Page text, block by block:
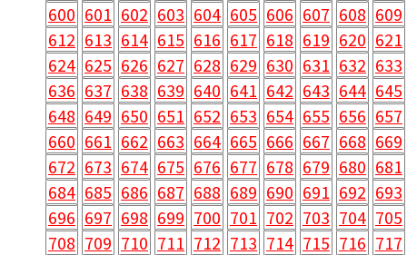
600 601 602 603 604 605 606 607 608 609
612 613 614 615 616 617 618 619 620 621
624 625 626 627 628 629 630 631 632 633
636 637 638 639 640 641 642 643 644 645
648 649 650 651 652 653 654 655 656 657
660 661 662 663 664 665 666 667 668 669
672 673 674 675 676 677 678 679 680 681
684 685 686 687 688 689 690 691 692 693
696 697 698 699 700 701 702 703 704 705
708 709 710 711 712 713 714 715 716 717